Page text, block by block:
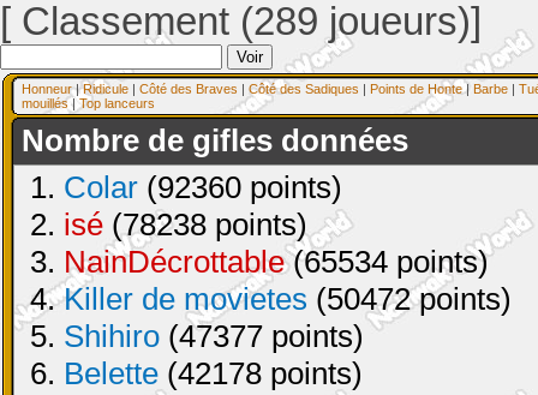
[ Classement (289 joueurs)]
Honneur|Ridicule | Côté des Braves | Côté des Sadiques | Points de Honte| Barbe |
mouillés| Top lanceurs
Nombre de gifles données
1. Colar (92360 points)
2. isé (78238 points)
3. NainDécrottable(65534 points)
4.Killer de movietes (50472 points)
5. Shihiro (47377 points)
6. Belette (42178 points)